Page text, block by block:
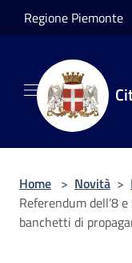
Salta al contenuto
Regione Piemonte
Home > Novità >
Referendum dell’8
banchetti di